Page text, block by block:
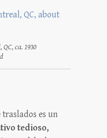
ca. 1930
es un
tedioso,